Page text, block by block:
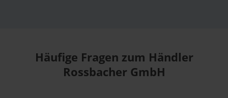
Häufige Fragen zum Händler
Rossbacher GmbH